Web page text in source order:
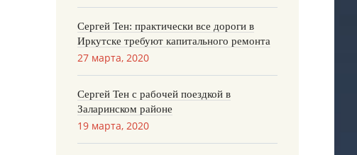
Сергей Тен: практически все дороги в
Иркутске требуют капитального ремонта
27 марта, 2020
Сергей Тен с рабочей поездкой в
Заларинском районе
19 марта, 2020